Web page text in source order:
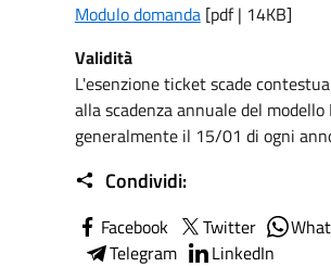
Modulo domanda[pdf | 14KB]
Validità
L'esenzione ticket scade
alla scadenza annuale del modello
generalmente il 15/01 di ogni
Condividi:
Facebook Twitter
Telegram
LinkedIn